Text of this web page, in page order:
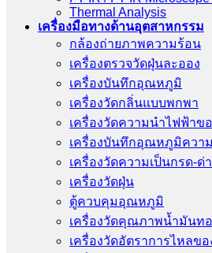
Thermal Analysis
เครื่องมือทางด้านอุตสาหกรรม
กล้องถ่ายภาพความร้อน
เครื่องตรวจวัดฝุ่นละออง
เครื่องบันทึกอุณหภูมิ
เครื่องวัดกลิ่นแบบพกพา
เครื่องวัดความนําไฟฟ้าข
เครื่องบันทึกอุณหภูมิควา
เครื่องวัดความเป็นกรด-ด่
เครื่องวัดฝุ่น
ตู้ควบคุมอุณหภูมิ
เครื่องวัดคุณภาพน้ำมันท
เครื่องวัดอัตราการไหลข